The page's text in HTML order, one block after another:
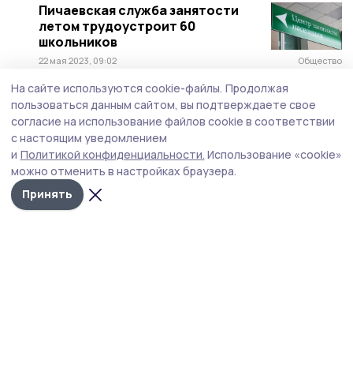
Пичаевская служба занятости
летом трудоустроит 60
школьников
22 мая 2023, 09:02 Общество
В летний период служба
занятости трудоустроит более
3,7 тысячи школьников
18 мая 2023, 11:53
Служба занятости Пичаевского
района летом трудоустроит 38
школьников
На сайте используются cookie-файлы. Продолжая
пользоваться данным сайтом, вы подтверждаете свое
согласие на использование файлов cookie в соответствии
с настоящим уведомлением
и Политикой конфиденциальности. Использование «cookie»
можно отменить в настройках браузера.
Принять